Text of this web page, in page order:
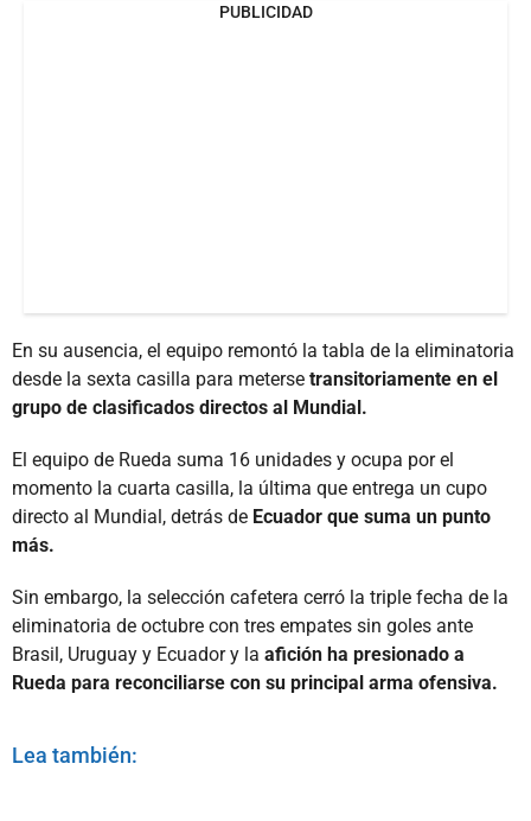
PUBLICIDAD
En su ausencia, el equipo remontó la tabla de la eliminatoria
desde la sexta casilla para meterse transitoriamente en el
grupo de clasificados directos al Mundial.
El equipo de Rueda suma 16 unidades y ocupa por el
momento la cuarta casilla, la última que entrega un cupo
directo al Mundial, detrás de Ecuador que suma un punto
más.
Sin embargo, la selección cafetera cerró la triple fecha de la
eliminatoria de octubre con tres empates sin goles ante
Brasil, Uruguay y Ecuador y la afición ha presionado a
Rueda para reconciliarse con su principal arma ofensiva.
Lea también: